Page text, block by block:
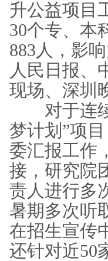
升公益项目
30个专、本
883 人，影
人民日报、
现场、深圳
对于连续
梦计划”项
委汇报工作
接，研究院
责人进行多
暑期多次听
在招生宣传
还针对近50